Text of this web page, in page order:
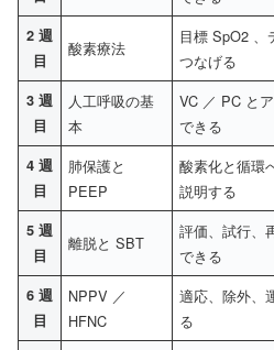
2 週
目
酸素療法
目標 SpO2 、
つなげる
3 週
目
人工呼吸の基
本
VC ／ PC と
できる
4 週
目
肺保護と
PEEP
酸素化と循環
説明する
5 週
目
離脱と SBT
評価、試行、
できる
6 週
目
NPPV ／
HFNC
適応、除外、
る